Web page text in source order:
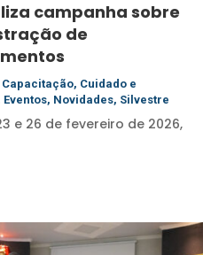
campanha sobre
de
Capacitação, Cuidado e
Eventos, Novidades, Silvestre
e 26 de fevereiro de 2026,